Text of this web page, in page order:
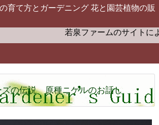
育て方とガーデニング 花と園芸植物の販
若泉ファームのサイトに
ズの伝説 原種ニゲルのお話し